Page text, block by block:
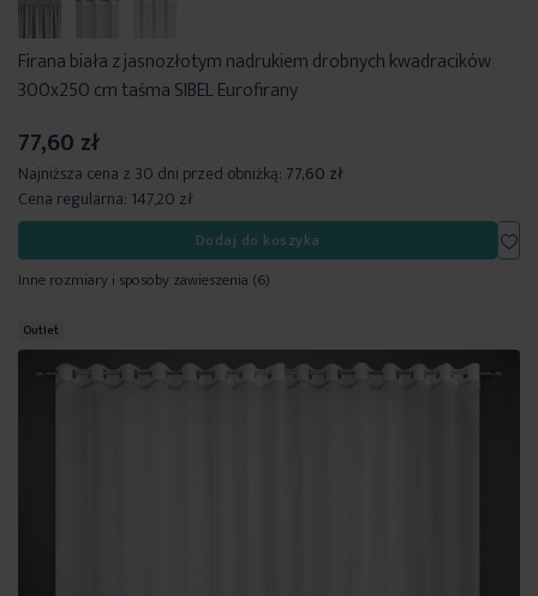
Firana biała z jasnozłotym nadrukiem drobnych kwadracików
300x250 cm taśma SIBEL Eurofirany
77,60 zł
Najniższa cena z 30 dni przed obniżką: 77,60 zł
Cena regularna: 147,20 zł
Dodaj do koszyka
Inne rozmiary i sposoby zawieszenia (6)
Outlet